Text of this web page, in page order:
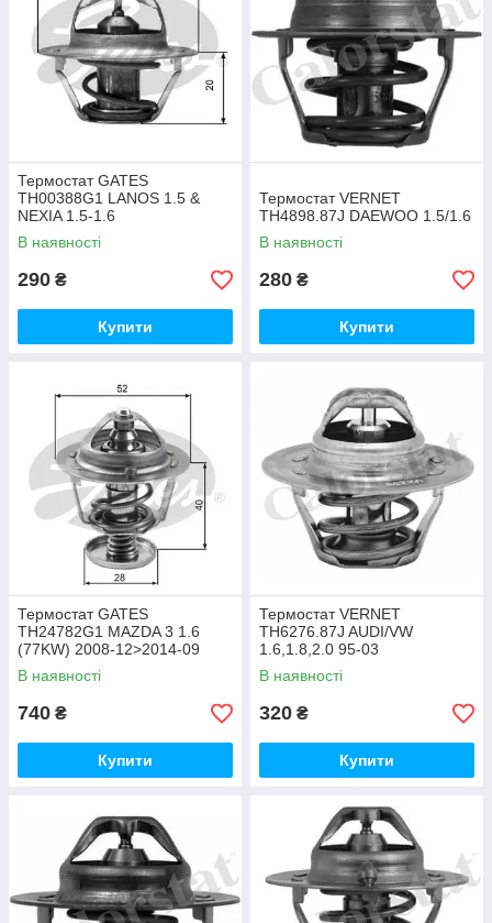
Термостат GATES
TH00388G1 LANOS 1.5 &
NEXIA 1.5-1.6
В наявності
290 ₴
Купити
Термостат VERNET
TH4898.87J DAEWOO 1.5/1.6
В наявності
280 ₴
Купити
Термостат GATES
TH24782G1 MAZDA 3 1.6
(77KW) 2008-12>2014-09
В наявності
740 ₴
Купити
Термостат VERNET
TH6276.87J AUDI/VW
1.6,1.8,2.0 95-03
В наявності
320 ₴
Купити